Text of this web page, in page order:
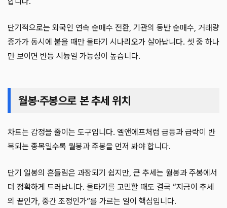
단기적으로는 외국인 연속 순매수 전환, 기관의 동반 순매수, 거래량
증가가 동시에 붙을 때만 물타기 시나리오가 살아납니다. 셋 중 하나
만 보이면 반등 시늉일 가능성이 높습니다.
월봉·주봉으로 본 추세 위치
차트는 감정을 줄이는 도구입니다. 엘앤에프처럼 급등과 급락이 반
복되는 종목일수록 월봉과 주봉을 먼저 봐야 합니다.
단기 일봉의 흔들림은 과장되기 쉽지만, 큰 추세는 월봉과 주봉에서
더 정확하게 드러납니다. 물타기를 고민할 때도 결국 “지금이 추세
의 끝인가, 중간 조정인가”를 가르는 일이 핵심입니다.